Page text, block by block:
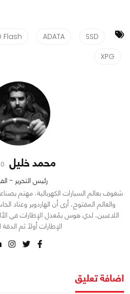
SSD
ADATA
Flash
XPG
محمد خليل 20
رئيس التحرير -
شغوف بعالم السيارات الكهربائية، مهتم
والعالم المفتوح، أرى أن الهاردوير وعتاد
اللاعبين، لدي هوس بمُعدل الإطارات في
الإطارات أولاً ثم
اضافة تعليق